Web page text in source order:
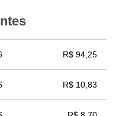
R$ 94,25
R$ 10,83